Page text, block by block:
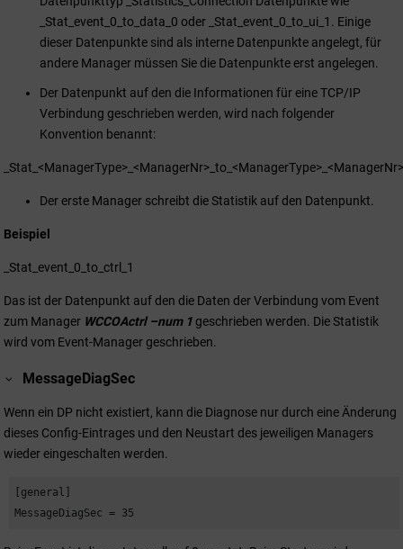
_Stat_event_0_to_data_0 oder _Stat_event_0_to_ui_1. Einige
dieser Datenpunkte sind als interne Datenpunkte angelegt, für
andere Manager müssen Sie die Datenpunkte erst angelegen.
Der Datenpunkt auf den die Informationen für eine TCP/IP
Verbindung geschrieben werden, wird nach folgender
Konvention benannt:
_Stat_<ManagerType>_<ManagerNr>_to_<ManagerType>_<ManagerNr>
Der erste Manager schreibt die Statistik auf den Datenpunkt.
Beispiel
_Stat_event_0_to_ctrl_1
Das ist der Datenpunkt auf den die Daten der Verbindung vom Event
zum Manager WCCOActrl –num 1 geschrieben werden. Die Statistik
wird vom Event-Manager geschrieben.
MessageDiagSec
Wenn ein DP nicht existiert, kann die Diagnose nur durch eine Änderung
dieses Config-Eintrages und den Neustart des jeweiligen Managers
wieder eingeschalten werden.
[general]
MessageDiagSec = 35